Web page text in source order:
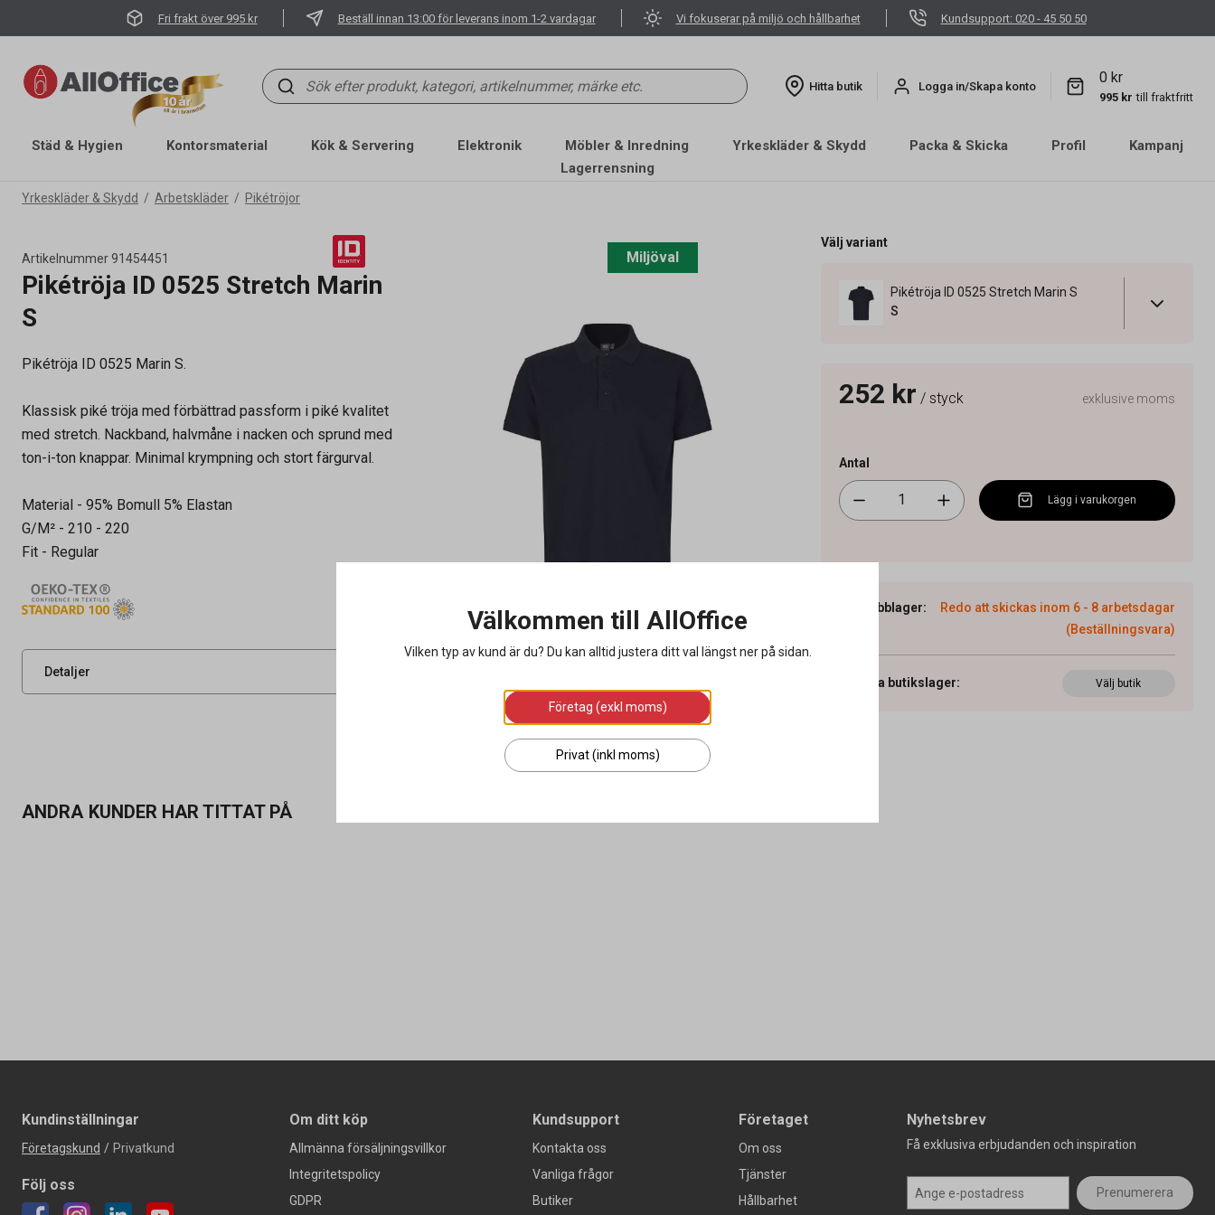
Fri frakt över 995 kr Beställ innan 13:00 för leverans inom 1-2 vardagar Vi fokuserar på miljö och hållbarhet Kundsupport: 020 - 45 50 50
Hitta butik Logga in/Skapa konto
0 kr
995 kr till fraktfritt
Städ & Hygien Kontorsmaterial Kök & Servering Elektronik Möbler & Inredning Yrkeskläder & Skydd Packa & Skicka Profil
Kampanj
Lagerrensning
Yrkeskläder & Skydd Arbetskläder Pikétröjor
Artikelnummer91454451
Pikétröja ID 0525 Stretch Marin
S
Pikétröja ID 0525 Marin S.
Klassisk piké tröja med förbättrad passform i piké kvalitet
med stretch. Nackband, halvmåne i nacken och sprund med
ton-i-ton knappar. Minimal krympning och stort färgurval.
Material - 95% Bomull 5% Elastan
G/M² - 210 - 220
Fit - Regular
Detaljer
Artikelnummer
Leverantörens
UNSPSC
Miljöval
Välj variant
Pikétröja ID 0525 Stretch Marin S
S
252 kr / styck exklusive moms
Antal
Lägg i varukorgen
Webblager:
Redo att skickas inom 6 - 8 arbetsdagar
(Beställningsvara)
Visa butikslager: Välj butik
ANDRA KUNDER HAR TITTAT PÅ
Kundinställningar
Företagskund / Privatkund
Följ oss
Om ditt köp
Allmänna försäljningsvillkor
Integritetspolicy
GDPR
Kundsupport
Kontakta oss
Vanliga frågor
Butiker
Företaget
Om oss
Tjänster
Hållbarhet
Nyhetsbrev
Få exklusiva erbjudanden och inspiration
Prenumerera
Välkommen till AllOffice
Vilken typ av kund är du? Du kan alltid justera ditt val längst ner på sidan.
Företag (exkl moms)
Privat (inkl moms)